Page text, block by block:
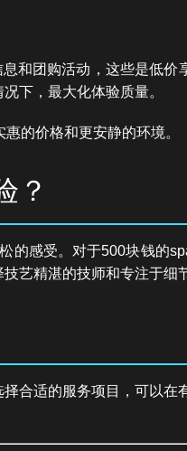
和团购活动，这些是低
下，最大化体验质量。
的价格和更安静的环境。
？
的感受。对于500块钱的
艺精湛的技师和专注于细
合适的服务项目，可以